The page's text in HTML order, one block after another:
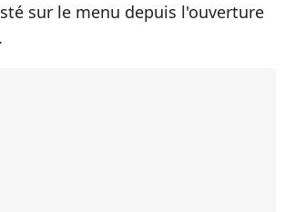
sur le menu depuis l'ouverture